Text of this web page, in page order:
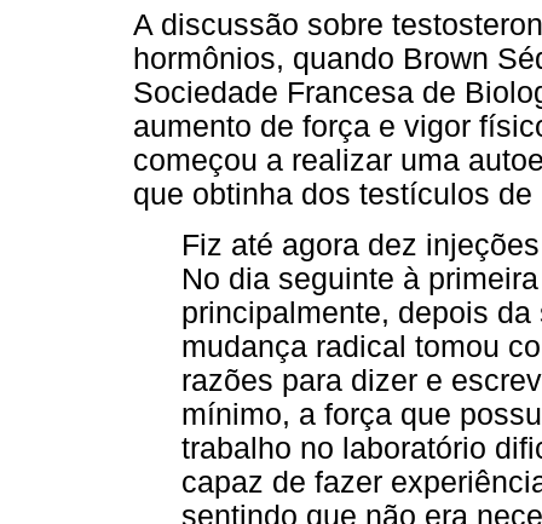
A discussão sobre
hormônios, quando Brown
Sociedade Francesa de
aumento de força e vigor
começou a realizar uma
que obtinha dos testículos
Fiz até agora dez
No dia seguinte à
principalmente, depois
mudança radical tomou
razões para dizer e
mínimo, a força que
trabalho no laboratório
capaz de fazer
sentindo que não era